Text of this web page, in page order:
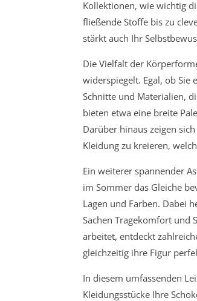
Kollektionen, wie wichtig
fließende Stoffe bis zu
stärkt auch Ihr
Die Vielfalt der
widerspiegelt. Egal, ob Sie
Schnitte und Materialien,
bieten etwa eine breite
Darüber hinaus zeigen
Kleidung zu kreieren,
Ein weiterer spannender
im Sommer das Gleiche
Lagen und Farben. Dabei
Sachen Tragekomfort und
arbeitet, entdeckt
gleichzeitig ihre Figur
In diesem umfassenden
Kleidungsstücke Ihre